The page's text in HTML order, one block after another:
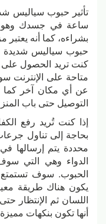
ساعة في جسدك وهو
بشراءه، كما أنه يعتبر
حبوب سياليس شديدة
كنت تريد الحصول
متاحة على الإنترنت
عن أي مكان آخر
التوصيل حتى باب
إذا كنت تُريد رفع
بحاجة إلى تناول
محددة يتم إرسالها
الدواء وهي التي
الحبوب. سوف تستمتع
يكون هناك طريقة
اللسان ثم الإنتظار
أنها تكون بنكهات